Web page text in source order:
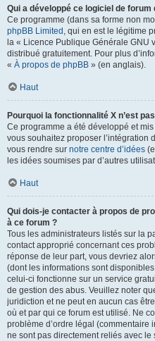
Qui a développé ce logiciel de
Ce programme (dans sa forme non
phpBB Limited , qui en est le légitime
la « Licence Publique Générale GNU
distribué gratuitement. Pour plus
« À propos de phpBB » (en anglais).
Haut
Pourquoi la fonctionnalité X n’est
Ce programme a été développé et
vous souhaitez proposer l’intégration
vous rendre sur notre centre d’idées
les idées soumises par d’autres
Haut
Qui dois-je contacter à propos de
à ce forum ?
Tous les administrateurs listés sur la
contact approprié concernant ces
réponse de leur part, vous devriez
(dont les informations sont
celui-ci fonctionne sur un service
de gestion des abus. Veuillez noter
juridiction et ne peut en aucun cas
où et par qui ce forum est utilisé. Ne
problème d’ordre légal (commentaire
ne sont pas directement reliés avec